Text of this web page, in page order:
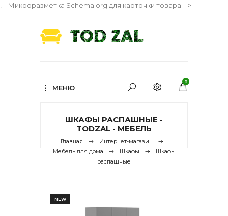
!-- Микроразметка Schema.org для карточки товара -->
МЕНЮ
0
ШКАФЫ РАСПАШНЫЕ -
TODZAL - МЕБЕЛЬ
Главная
Интернет-магазин
Мебель для дома
Шкафы
Шкафы
распашные
NEW